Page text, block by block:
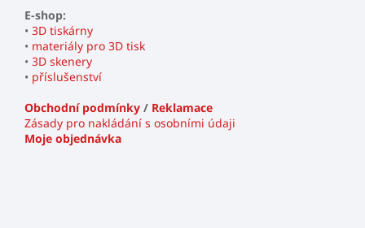
E-shop:
• 3D tiskárny
• materiály pro 3D tisk
• 3D skenery
• příslušenství
Obchodní podmínky / Reklamace
Zásady pro nakládání s osobními údaji
Moje objednávka